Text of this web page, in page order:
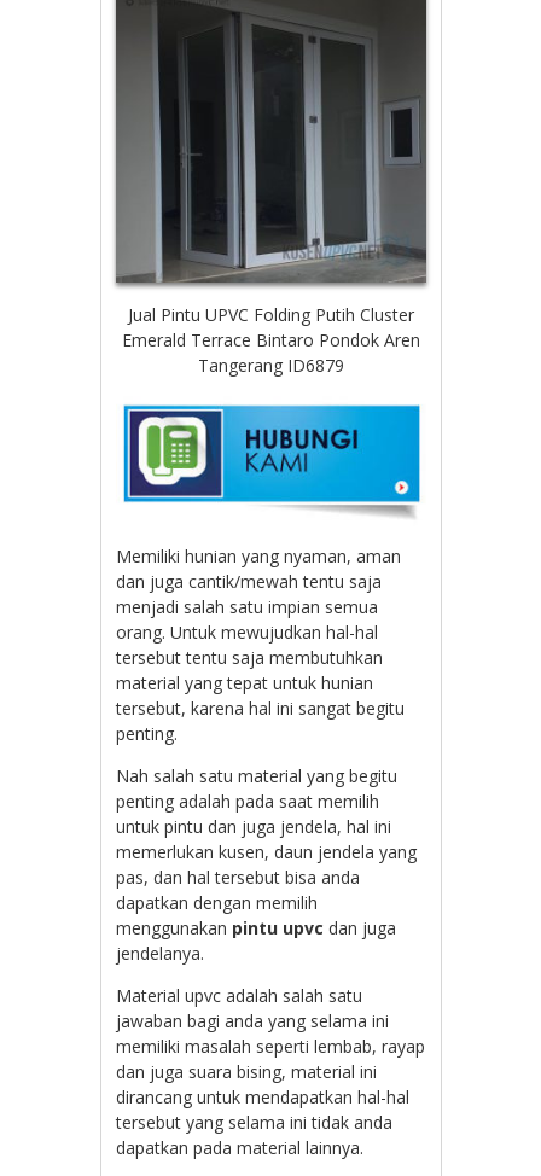
Jual Pintu UPVC Folding Putih Cluster
Emerald Terrace Bintaro Pondok Aren
Tangerang ID6879
Memiliki hunian yang nyaman, aman
dan juga cantik/mewah tentu saja
menjadi salah satu impian semua
orang. Untuk mewujudkan hal-hal
tersebut tentu saja membutuhkan
material yang tepat untuk hunian
tersebut, karena hal ini sangat begitu
penting.
Nah salah satu material yang begitu
penting adalah pada saat memilih
untuk pintu dan juga jendela, hal ini
memerlukan kusen, daun jendela yang
pas, dan hal tersebut bisa anda
dapatkan dengan memilih
menggunakan pintu upvc dan juga
jendelanya.
Material upvc adalah salah satu
jawaban bagi anda yang selama ini
memiliki masalah seperti lembab, rayap
dan juga suara bising, material ini
dirancang untuk mendapatkan hal-hal
tersebut yang selama ini tidak anda
dapatkan pada material lainnya.